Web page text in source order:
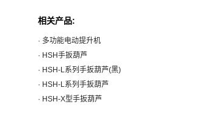
相关产品:
· 多功能电动提升机
· HSH手扳葫芦
· HSH-L系列手扳葫芦(黑)
· HSH-L系列手扳葫芦
· HSH-X型手扳葫芦